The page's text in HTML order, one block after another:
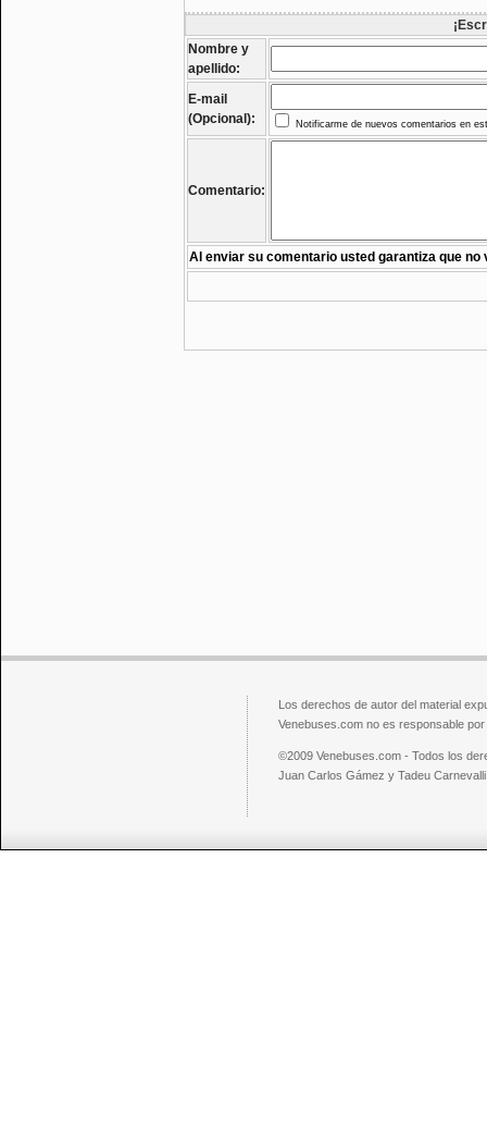
Nombre y
apellido:
E-mail
(Opcional):
Notificarme de nuevos comentarios en
Comentario:
Al enviar su comentario usted garantiza que no
Los derechos de autor del material
Venebuses.com no es responsable
©2009 Venebuses.com - Todos los
Juan Carlos Gámez y Tadeu Carnevalli